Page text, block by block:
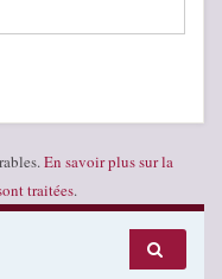
En savoir plus sur la
traitées.